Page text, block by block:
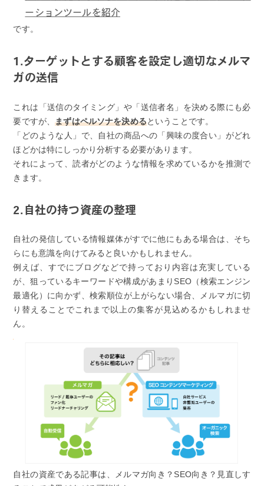
ーションツールを紹介
です。
1.ターゲットとする顧客を設定し適切なメルマ
ガの送信
これは「送信のタイミング」や「送信者名」を決める際にも必
要ですが、まずはペルソナを決めるということです。
「どのような人」で、自社の商品への「興味の度合い」がどれ
ほどかは特にしっかり分析する必要があります。
それによって、読者がどのような情報を求めているかを推測で
きます。
2.自社の持つ資産の整理
自社の発信している情報媒体がすでに他にもある場合は、そち
らにも意識を向けてみると良いかもしれません。
例えば、すでにブログなどで持っており内容は充実している
が、狙っているキーワードや構成があまりSEO（検索エンジン
最適化）に向かず、検索順位が上がらない場合、メルマガに切
り替えることでこれまで以上の集客が見込めるかもしれませ
ん。
自社の資産である記事は、メルマガ向き？SEO向き？見直しす